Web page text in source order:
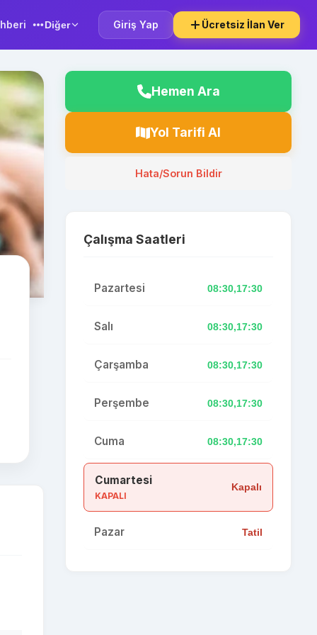
Diğer Giriş Yap Ücretsiz İlan Ver
Hemen Ara
Yol Tarifi Al
Hata/Sorun Bildir
Çalışma Saatleri
Pazartesi 08:30,17:30
Salı 08:30,17:30
Çarşamba 08:30,17:30
Perşembe 08:30,17:30
Cuma 08:30,17:30
Cumartesi
KAPALI
Kapalı
Pazar Tatil